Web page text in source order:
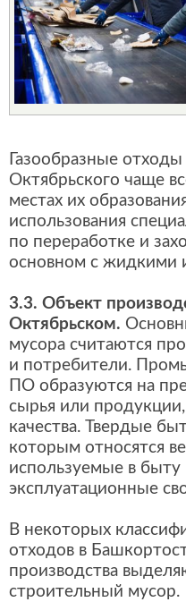
Газообразные
Октябрьского чаще
местах их
использования
по переработке и
основном с жидкими
3.3. Объект
Октябрьском.
мусора считаются
и потребители.
ПО образуются на
сырья или
качества. Твердые
которым относятся
используемые в
эксплуатационные
В некоторых
отходов в
производства
строительный мусор.